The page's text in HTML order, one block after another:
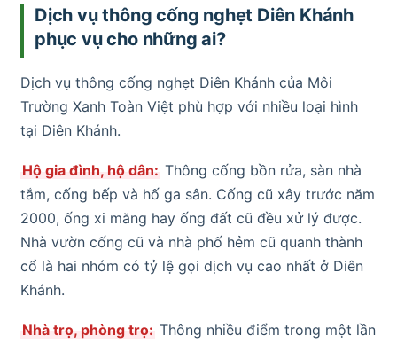
Dịch vụ thông cống nghẹt Diên Khánh
phục vụ cho những ai?
Dịch vụ thông cống nghẹt Diên Khánh của Môi
Trường Xanh Toàn Việt phù hợp với nhiều loại hình
tại Diên Khánh.
Hộ gia đình, hộ dân: Thông cống bồn rửa, sàn nhà
tắm, cống bếp và hố ga sân. Cống cũ xây trước năm
2000, ống xi măng hay ống đất cũ đều xử lý được.
Nhà vườn cống cũ và nhà phố hẻm cũ quanh thành
cổ là hai nhóm có tỷ lệ gọi dịch vụ cao nhất ở Diên
Khánh.
Nhà trọ, phòng trọ: Thông nhiều điểm trong một lần